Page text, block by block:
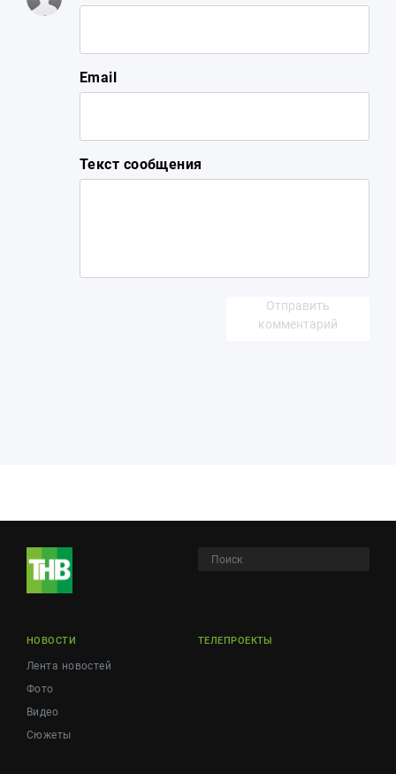
Email
Текст сообщения
Отправить
комментарий
НОВОСТИ
Лента новостей
Фото
Видео
Сюжеты
ТЕЛЕПРОЕКТЫ